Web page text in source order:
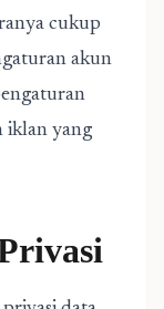
cukup
akun
iklan yang